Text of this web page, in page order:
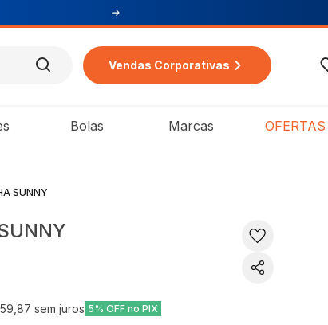
Vendas Corporativas
Bolas Marcas OFERTAS
SUNNY
sem juros 5% OFF no PIX